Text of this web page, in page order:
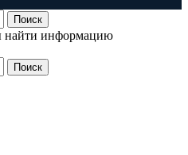
Поиск
найти информацию
Поиск